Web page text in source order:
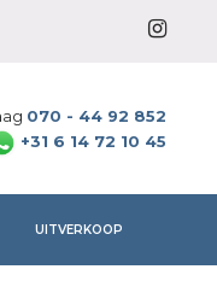
070 - 44 92 852
+31 6 14 72 10 45
UITVERKOOP